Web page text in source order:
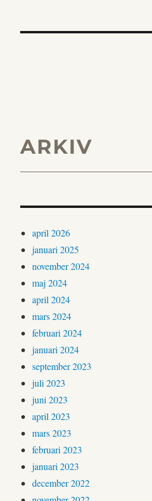
ARKIV
april 2026
januari 2025
november 2024
maj 2024
april 2024
mars 2024
februari 2024
januari 2024
september 2023
juli 2023
juni 2023
april 2023
mars 2023
februari 2023
januari 2023
december 2022